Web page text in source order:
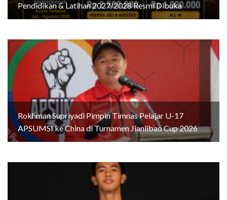
Pendidikan & Latihan 2027/2028 Resmi Dibuka
Rokhman Supriyadi Pimpin Timnas Pelajar U-17
APSUMSI ke China di Turnamen Jianlibao Cup 2026